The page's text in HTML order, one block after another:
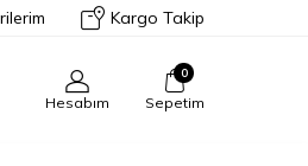
Kargo Takip
Hesabım
0
Sepetim